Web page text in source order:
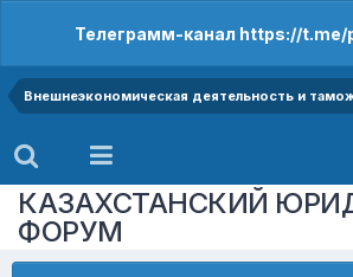
Телеграмм-канал https://t.me/
Внешнеэкономическая деятельность и
КАЗАХСТАНСКИЙ
ФОРУМ